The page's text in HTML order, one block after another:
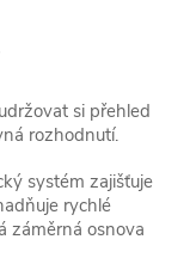
si přehled
rozhodnutí.
systém zajišťuje
rychlé
záměrná osnova